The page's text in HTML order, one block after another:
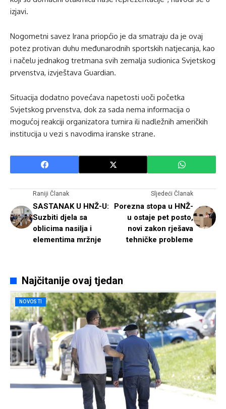
izjavi.
Nogometni savez Irana priopćio je da smatraju da je ovaj
potez protivan duhu međunarodnih sportskih natjecanja, kao
i načelu jednakog tretmana svih zemalja sudionica Svjetskog
prvenstva, izvještava Guardian.
Situacija dodatno povećava napetosti uoči početka
Svjetskog prvenstva, dok za sada nema informacija o
mogućoj reakciji organizatora turnira ili nadležnih američkih
institucija u vezi s navodima iranske strane.
Raniji Članak
SASTANAK U HNŽ-U:
Suzbiti djela sa
oblicima nasilja i
elementima mržnje
Sljedeći Članak
Porezna stopa u HNŽ-
u ostaje pet posto,
novi zakon rješava
tehničke probleme
Najčitanije ovaj tjedan
NOVOSTI